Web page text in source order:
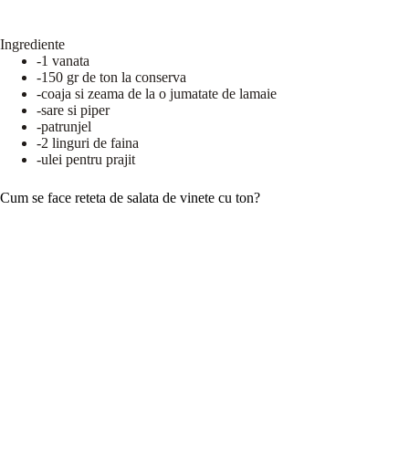
Ingrediente
-1 vanata
-150 gr de ton la conserva
-coaja si zeama de la o jumatate de lamaie
-sare si piper
-patrunjel
-2 linguri de faina
-ulei pentru prajit
Cum se face reteta de salata de vinete cu ton?